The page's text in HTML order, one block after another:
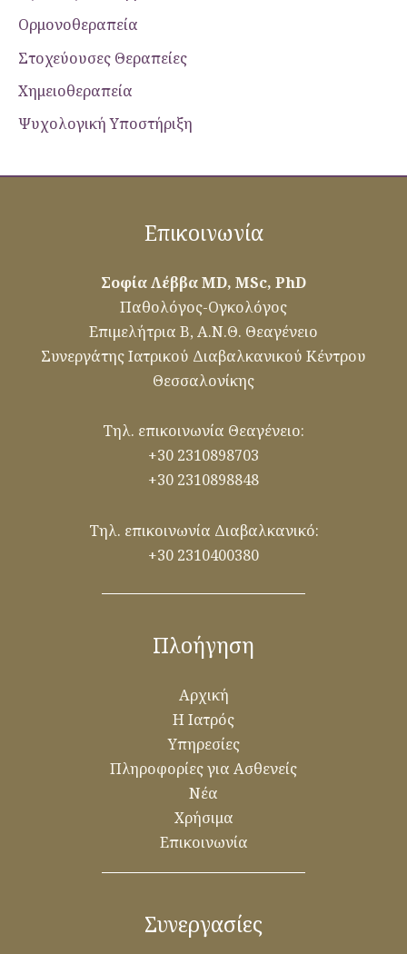
Ορμονοθεραπεία
Στοχεύουσες Θεραπείες
Χημειοθεραπεία
Ψυχολογική Yποστήριξη
Επικοινωνία
Σοφία Λέββα MD, MSc, PhD
Παθολόγος-Ογκολόγος
Επιμελήτρια Β, Α.Ν.Θ. Θεαγένειο
Συνεργάτης Ιατρικού Διαβαλκανικού Κέντρου
Θεσσαλονίκης
Τηλ. επικοινωνία Θεαγένειο:
+30 2310898703
+30 2310898848
Τηλ. επικοινωνία Διαβαλκανικό:
+30 2310400380
Πλοήγηση
Αρχική
Η Ιατρός
Υπηρεσίες
Πληροφορίες για Ασθενείς
Νέα
Χρήσιμα
Επικοινωνία
Συνεργασίες